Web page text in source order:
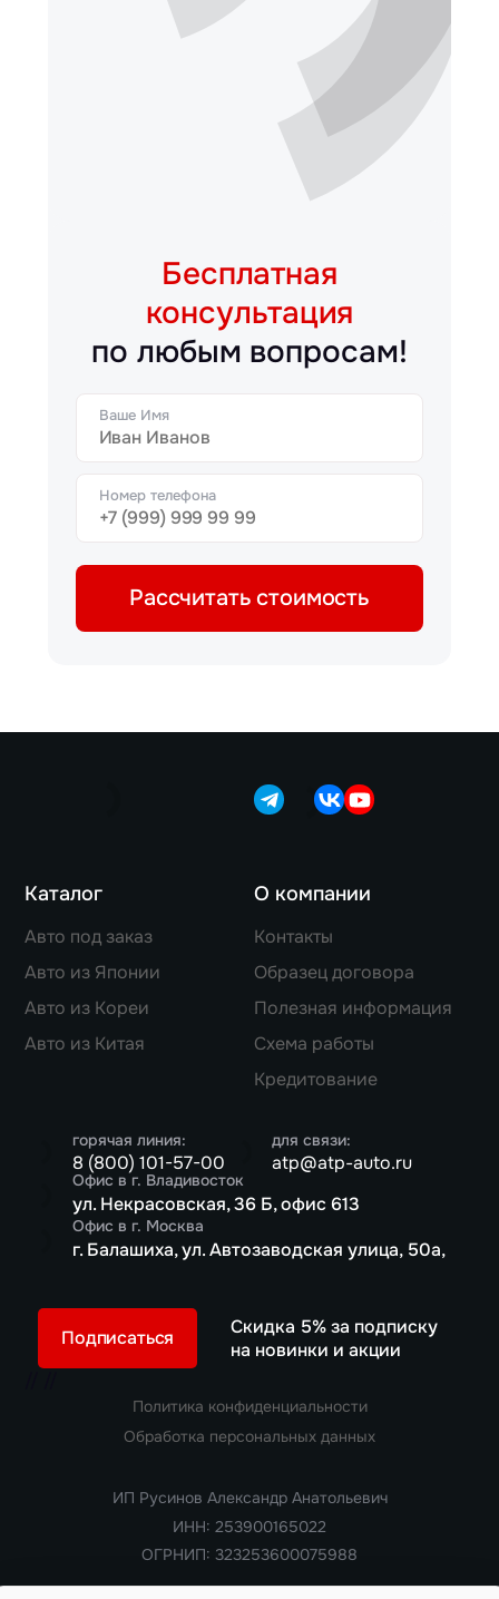
Бесплатная
консультация
по любым вопросам!
Ваше Имя
Номер телефона
Рассчитать стоимость
Каталог
Авто под заказ
Авто из Японии
Авто из Кореи
Авто из Китая
О компании
Контакты
Образец договора
Полезная информация
Схема работы
Кредитование
горячая линия:
8 (800) 101-57-00
для связи:
atp@atp-auto.ru
Офис в г. Владивосток
ул. Некрасовская, 36 Б, офис 613
Офис в г. Москва
г. Балашиха, ул. Автозаводская улица, 50а,
Скидка 5% за подписку
на новинки и акции
Подписаться
Политика конфиденциальности
Обработка персональных данных
ИП Русинов Александр Анатольевич
ИНН: 253900165022
ОГРНИП: 323253600075988